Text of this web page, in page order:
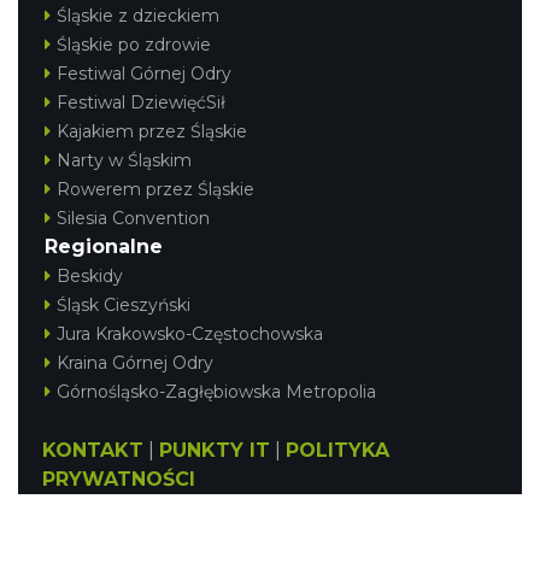
Śląskie z dzieckiem
Śląskie po zdrowie
Festiwal Górnej Odry
Festiwal DziewięćSił
Kajakiem przez Śląskie
Narty w Śląskim
Rowerem przez Śląskie
Silesia Convention
Regionalne
Beskidy
Śląsk Cieszyński
Jura Krakowsko-Częstochowska
Kraina Górnej Odry
Górnośląsko-Zagłębiowska Metropolia
KONTAKT PUNKTY IT
POLITYKA
PRYWATNOŚCI